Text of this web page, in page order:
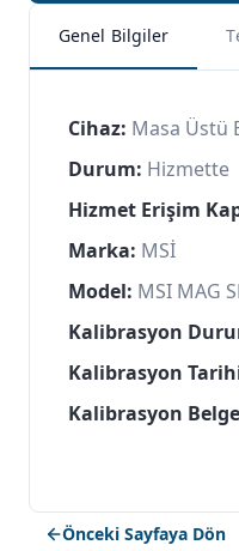
Genel Bilgiler
Cihaz: Masa Üstü
Durum: Hizmette
Hizmet Erişim
Marka: MSİ
Model: MSI MAG
Kalibrasyon
Kalibrasyon
Kalibrasyon
Önceki Sayfaya Dön